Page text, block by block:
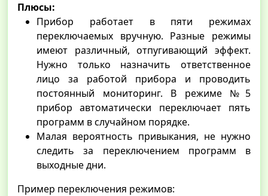
Плюсы:
Прибор работает в пяти режимах
переключаемых вручную. Разные режимы
имеют различный, отпугивающий эффект.
Нужно только назначить ответственное
лицо за работой прибора и проводить
постоянный мониторинг. В режиме №5
прибор автоматически переключает пять
программ в случайном порядке.
Малая вероятность привыкания, не нужно
следить за переключением программ в
выходные дни.
Пример переключения режимов: